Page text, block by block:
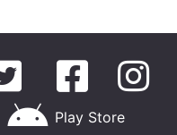
Play Store